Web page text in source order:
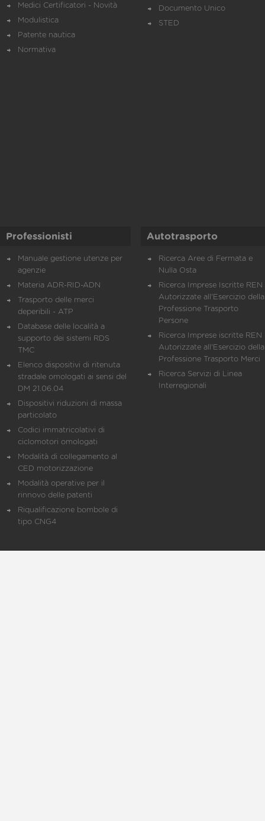
Medici Certificatori - Novità
Modulistica
Patente nautica
Normativa
Documento Unico
STED
Professionisti
Manuale gestione utenze per
agenzie
Materia ADR-RID-ADN
Trasporto delle merci
deperibili - ATP
Database delle località a
supporto dei sistemi RDS
TMC
Elenco dispositivi di ritenuta
stradale omologati ai sensi del
DM 21.06.04
Dispositivi riduzioni di massa
particolato
Codici immatricolativi di
ciclomotori omologati
Modalità di collegamento al
CED motorizzazione
Modalità operative per il
rinnovo delle patenti
Riqualificazione bombole di
tipo CNG4
Autotrasporto
Ricerca Aree di Fermata e
Nulla Osta
Ricerca Imprese Iscritte REN
Autorizzate all'Esercizio della
Professione Trasporto
Persone
Ricerca Imprese iscritte REN
Autorizzate all'Esercizio della
Professione Trasporto Merci
Ricerca Servizi di Linea
Interregionali